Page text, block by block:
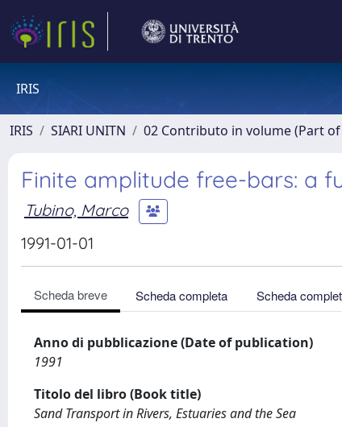
IRIS
IRIS SIARI UNITN 02 Contributo in volume (Part
Finite amplitude free-bars: a
Tubino, Marco
1991-01-01
Scheda breve Scheda completa Scheda
Anno di pubblicazione (Date of publication)
1991
Titolo del libro (Book title)
Sand Transport in Rivers, Estuaries and the Sea